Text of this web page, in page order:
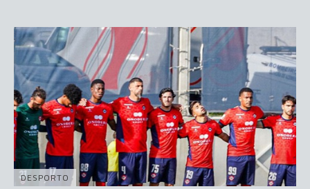
DESPORTO